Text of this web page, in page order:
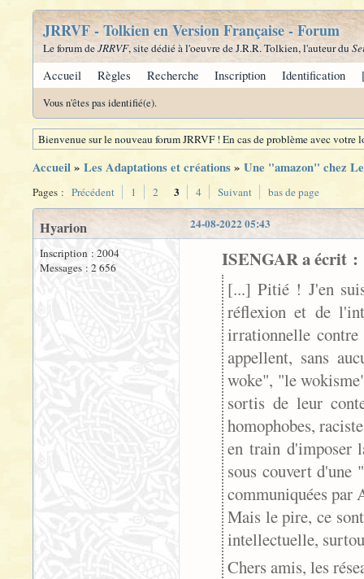
JRRVF - Tolkien en Version Française - Forum
Le forum deJRRVF, site dédié à l'oeuvre de J.R.R. Tolkien, l'auteur du
Accueil Règles Recherche Inscription Identification
Vous n'êtes pas identifié(e).
Bienvenue sur le nouveau forum JRRVF ! En cas de problème avec
Accueil» Les Adaptations et créations» Une "amazon" chez
Pages : Précédent 1 2 3 4 Suivant bas de page
24-08-2022 05:43
Hyarion
Inscription : 2004
Messages : 2 656
ISENGAR a écrit :
[...] Pitié ! J'en
réflexion et de
irrationnelle contre
appellent, sans
woke", "le
sortis de leur
homophobes,
en train d'imposer
sous couvert d'une
communiquées par
Mais le pire, ce
intellectuelle,
Chers amis, les